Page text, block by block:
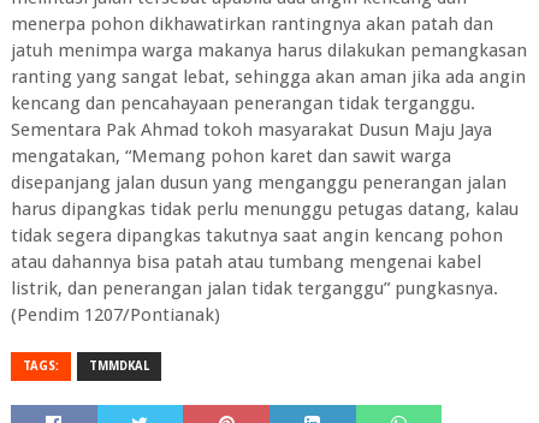
menerpa pohon dikhawatirkan rantingnya akan patah dan
jatuh menimpa warga makanya harus dilakukan pemangkasan
ranting yang sangat lebat, sehingga akan aman jika ada angin
kencang dan pencahayaan penerangan tidak terganggu.
Sementara Pak Ahmad tokoh masyarakat Dusun Maju Jaya
mengatakan, “Memang pohon karet dan sawit warga
disepanjang jalan dusun yang menganggu penerangan jalan
harus dipangkas tidak perlu menunggu petugas datang, kalau
tidak segera dipangkas takutnya saat angin kencang pohon
atau dahannya bisa patah atau tumbang mengenai kabel
listrik, dan penerangan jalan tidak terganggu” pungkasnya.
(Pendim 1207/Pontianak)
TAGS: TMMDKAL